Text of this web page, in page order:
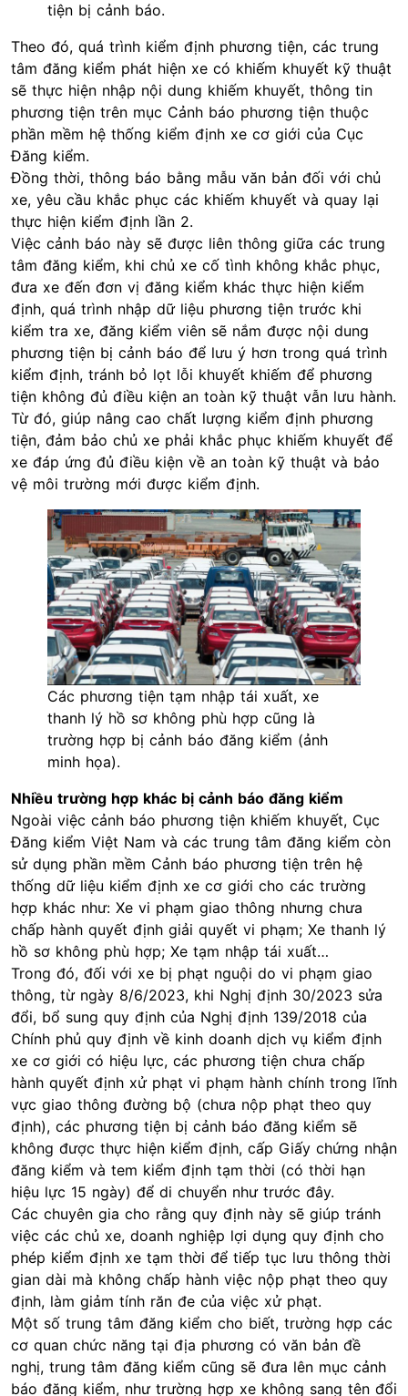
tiện bị cảnh báo.
Theo đó, quá trình kiểm định phương tiện, các trung
tâm đăng kiểm phát hiện xe có khiếm khuyết kỹ thuật
sẽ thực hiện nhập nội dung khiếm khuyết, thông tin
phương tiện trên mục Cảnh báo phương tiện thuộc
phần mềm hệ thống kiểm định xe cơ giới của Cục
Đăng kiểm.
Đồng thời, thông báo bằng mẫu văn bản đối với chủ
xe, yêu cầu khắc phục các khiếm khuyết và quay lại
thực hiện kiểm định lần 2.
Việc cảnh báo này sẽ được liên thông giữa các trung
tâm đăng kiểm, khi chủ xe cố tình không khắc phục,
đưa xe đến đơn vị đăng kiểm khác thực hiện kiểm
định, quá trình nhập dữ liệu phương tiện trước khi
kiểm tra xe, đăng kiểm viên sẽ nắm được nội dung
phương tiện bị cảnh báo để lưu ý hơn trong quá trình
kiểm định, tránh bỏ lọt lỗi khuyết khiếm để phương
tiện không đủ điều kiện an toàn kỹ thuật vẫn lưu hành.
Từ đó, giúp nâng cao chất lượng kiểm định phương
tiện, đảm bảo chủ xe phải khắc phục khiếm khuyết để
xe đáp ứng đủ điều kiện về an toàn kỹ thuật và bảo
vệ môi trường mới được kiểm định.
Các phương tiện tạm nhập tái xuất, xe
thanh lý hồ sơ không phù hợp cũng là
trường hợp bị cảnh báo đăng kiểm (ảnh
minh họa).
Nhiều trường hợp khác bị cảnh báo đăng kiểm
Ngoài việc cảnh báo phương tiện khiếm khuyết, Cục
Đăng kiểm Việt Nam và các trung tâm đăng kiểm còn
sử dụng phần mềm Cảnh báo phương tiện trên hệ
thống dữ liệu kiểm định xe cơ giới cho các trường
hợp khác như: Xe vi phạm giao thông nhưng chưa
chấp hành quyết định giải quyết vi phạm; Xe thanh lý
hồ sơ không phù hợp; Xe tạm nhập tái xuất…
Trong đó, đối với xe bị phạt nguội do vi phạm giao
thông, từ ngày 8/6/2023, khi Nghị định 30/2023 sửa
đổi, bổ sung quy định của Nghị định 139/2018 của
Chính phủ quy định về kinh doanh dịch vụ kiểm định
xe cơ giới có hiệu lực, các phương tiện chưa chấp
hành quyết định xử phạt vi phạm hành chính trong lĩnh
vực giao thông đường bộ (chưa nộp phạt theo quy
định), các phương tiện bị cảnh báo đăng kiểm sẽ
không được thực hiện kiểm định, cấp Giấy chứng nhận
đăng kiểm và tem kiểm định tạm thời (có thời hạn
hiệu lực 15 ngày) để di chuyển như trước đây.
Các chuyên gia cho rằng quy định này sẽ giúp tránh
việc các chủ xe, doanh nghiệp lợi dụng quy định cho
phép kiểm định xe tạm thời để tiếp tục lưu thông thời
gian dài mà không chấp hành việc nộp phạt theo quy
định, làm giảm tính răn đe của việc xử phạt.
Một số trung tâm đăng kiểm cho biết, trường hợp các
cơ quan chức năng tại địa phương có văn bản đề
nghị, trung tâm đăng kiểm cũng sẽ đưa lên mục cảnh
báo đăng kiểm, như trường hợp xe không sang tên đổi